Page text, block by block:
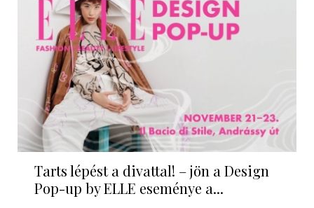
Tarts lépést a divattal! – jön a Design
Pop-up by ELLE eseménye a...